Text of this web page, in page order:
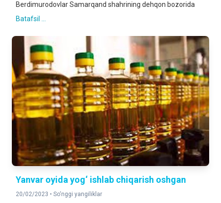
Berdimurodovlar Samarqand shahrining dehqon bozorida
Batafsil ...
Yanvar oyida yog‘ ishlab chiqarish oshgan
20/02/2023 • So‘nggi yangiliklar